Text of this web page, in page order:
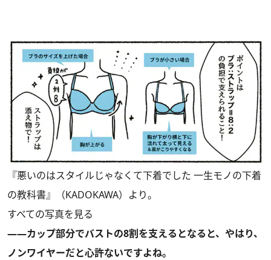
『悪いのはスタイルじゃなくて下着でした 一生モノの下着
の教科書』（KADOKAWA）より。
すべての写真を見る
――カップ部分でバストの8割を支えるとなると、やはり、
ノンワイヤーだと心許ないですよね。